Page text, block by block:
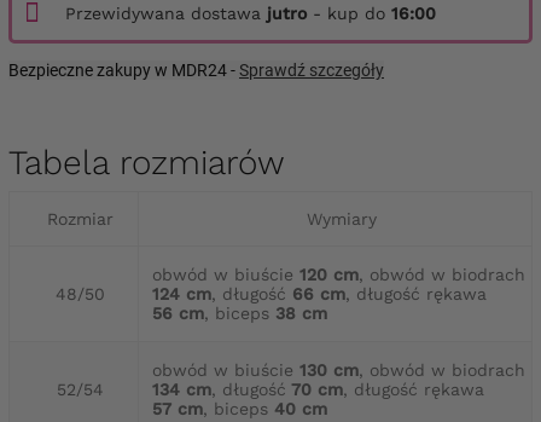
Przewidywana dostawa jutro - kup do 16:00
Bezpieczne zakupy w MDR24 -Sprawdź szczegóły
Tabela rozmiarów
Rozmiar Wymiary
48/50
obwód w biuście 120 cm, obwód w biodrach
124 cm, długość 66 cm, długość rękawa
56 cm, biceps 38 cm
52/54
obwód w biuście 130 cm, obwód w biodrach
134 cm, długość 70 cm, długość rękawa
57 cm, biceps 40 cm